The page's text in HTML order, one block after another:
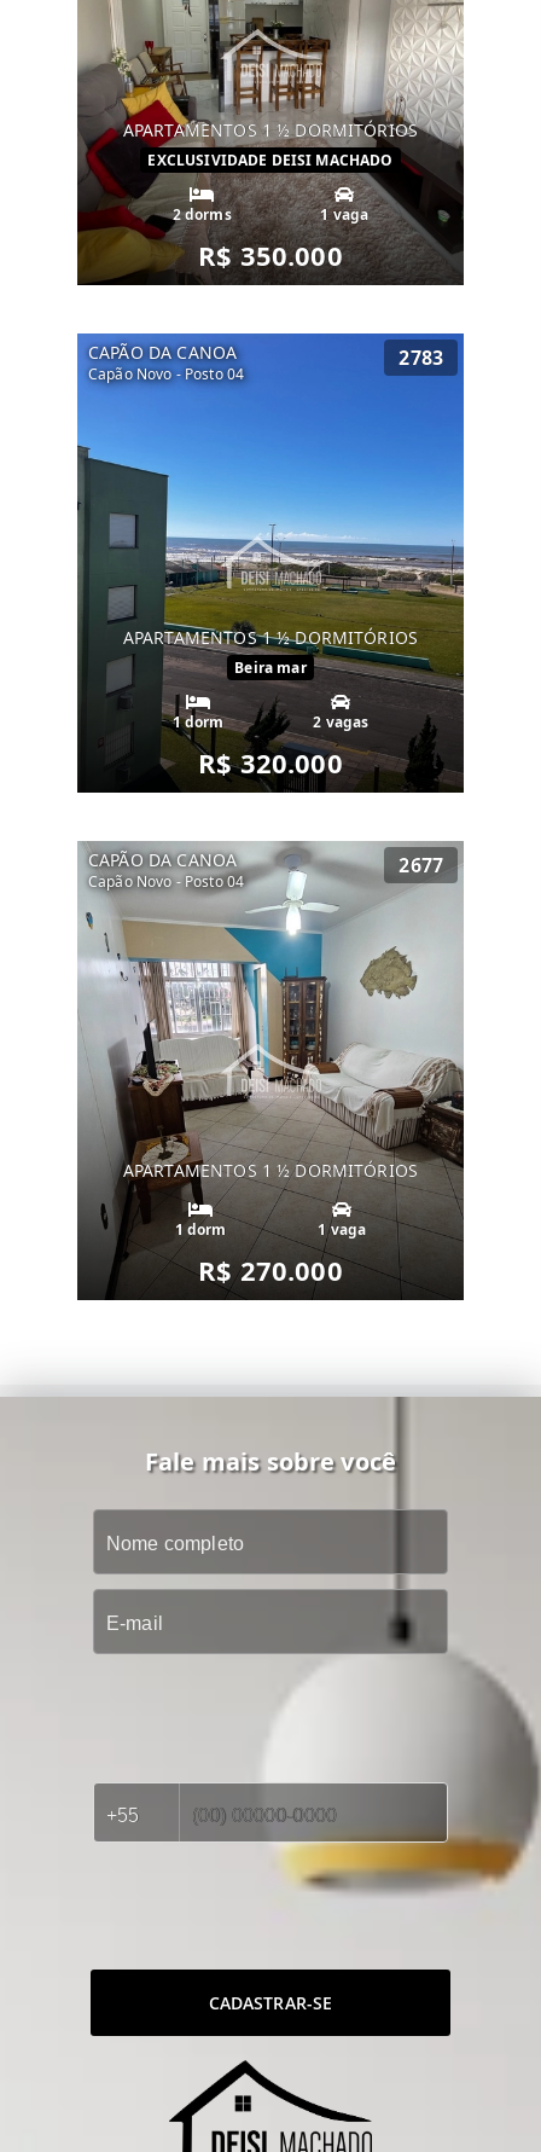
APARTAMENTOS 1 ½ DORMITÓRIOS
EXCLUSIVIDADE DEISI MACHADO
2 dorms 1 vaga
R$ 350.000
CAPÃO DA CANOA
Capão Novo - Posto 04
2783
APARTAMENTOS 1 ½ DORMITÓRIOS
Beira mar
1 dorm 2 vagas
R$ 320.000
CAPÃO DA CANOA
Capão Novo - Posto 04
2677
APARTAMENTOS 1 ½ DORMITÓRIOS
1 dorm 1 vaga
R$ 270.000
Fale mais sobre você
CADASTRAR-SE